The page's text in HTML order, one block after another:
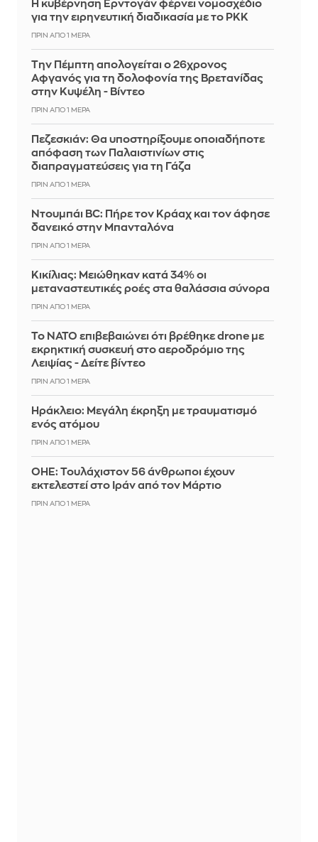
Η κυβέρνηση Ερντογάν φέρνει νομοσχέδιο
για την ειρηνευτική διαδικασία με το PKK
ΠΡΙΝ ΑΠΌ 1 ΜΈΡΑ
Την Πέμπτη απολογείται ο 26χρονος
Αφγανός για τη δολοφονία της Βρετανίδας
στην Κυψέλη - Βίντεο
ΠΡΙΝ ΑΠΌ 1 ΜΈΡΑ
Πεζεσκιάν: Θα υποστηρίξουμε οποιαδήποτε
απόφαση των Παλαιστινίων στις
διαπραγματεύσεις για τη Γάζα
ΠΡΙΝ ΑΠΌ 1 ΜΈΡΑ
Ντουμπάι BC: Πήρε τον Κράαχ και τον άφησε
δανεικό στην Μπανταλόνα
ΠΡΙΝ ΑΠΌ 1 ΜΈΡΑ
Κικίλιας: Μειώθηκαν κατά 34% οι
μεταναστευτικές ροές στα θαλάσσια σύνορα
ΠΡΙΝ ΑΠΌ 1 ΜΈΡΑ
Το ΝΑΤΟ επιβεβαιώνει ότι βρέθηκε drone με
εκρηκτική συσκευή στο αεροδρόμιο της
Λειψίας - Δείτε βίντεο
ΠΡΙΝ ΑΠΌ 1 ΜΈΡΑ
Ηράκλειο: Μεγάλη έκρηξη με τραυματισμό
ενός ατόμου
ΠΡΙΝ ΑΠΌ 1 ΜΈΡΑ
ΟΗΕ: Τουλάχιστον 56 άνθρωποι έχουν
εκτελεστεί στο Ιράν από τον Μάρτιο
ΠΡΙΝ ΑΠΌ 1 ΜΈΡΑ